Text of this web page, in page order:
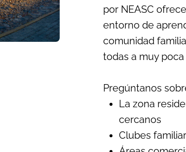
por NEASC
entorno de
comunidad
todas a muy poca
Pregúntanos
La zona
cercanos
Clubes